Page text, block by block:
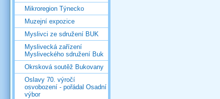
Mikroregion Týnecko
Muzejní expozice
Myslivci ze sdružení BUK
Myslivecká zařízení
Mysliveckého sdružení Buk
Okrsková soutěž Bukovany
Oslavy 70. výročí
osvobození - pořádal Osadní
výbor